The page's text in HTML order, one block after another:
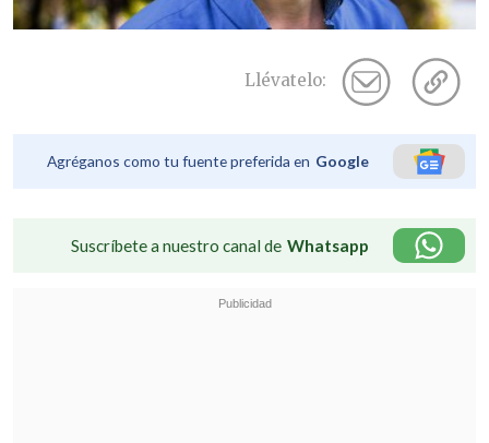
Llévatelo:
Agréganos como tu fuente preferida en Google
Suscríbete a nuestro canal de Whatsapp